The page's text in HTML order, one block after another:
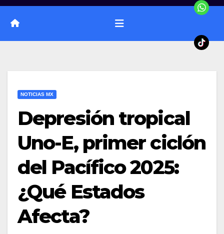
NOTICIAS MX
Depresión tropical
Uno-E, primer ciclón
del Pacífico 2025:
¿Qué Estados
Afecta?